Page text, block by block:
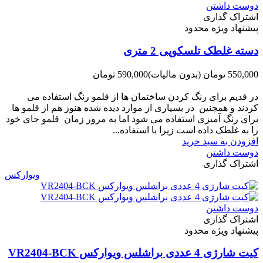
دوست داشتن
اشتراک گذاری
پیشنهاد ویژه محدود
دسته غلطک تلسکوپی 2 متری
550,000 تومان (بدون مالیات)590,000 تومان
در قدیم برای رنگ کردن ساختمان ها از قلمو رنگ استفاده می
کردند و همچنین در بسیاری از موارد دیده شده هنوز هم از قلمو ها
برای رنگ آمیزی استفاده می شود اما به مرور زمان قلمو جای خود
را به غلطک داده است زیرا با استفاده...
افزودن به سبد خرید
دوست داشتن
اشتراک گذاری
ویوارکس
دوست داشتن
اشتراک گذاری
پیشنهاد ویژه محدود
کیت شارژی 4 عددی براشلس ویوارکس VR2404-BCK